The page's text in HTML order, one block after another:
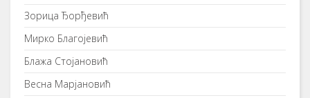
Зорица Ђорђевић
Мирко Благојевић
Блажа Стојановић
Весна Марјановић